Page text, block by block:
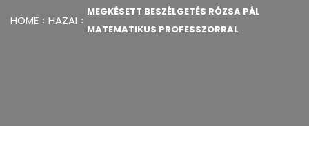
HOME HAZAI
MEGKÉSETT BESZÉLGETÉS RÓZSA PÁL
MATEMATIKUS PROFESSZORRAL